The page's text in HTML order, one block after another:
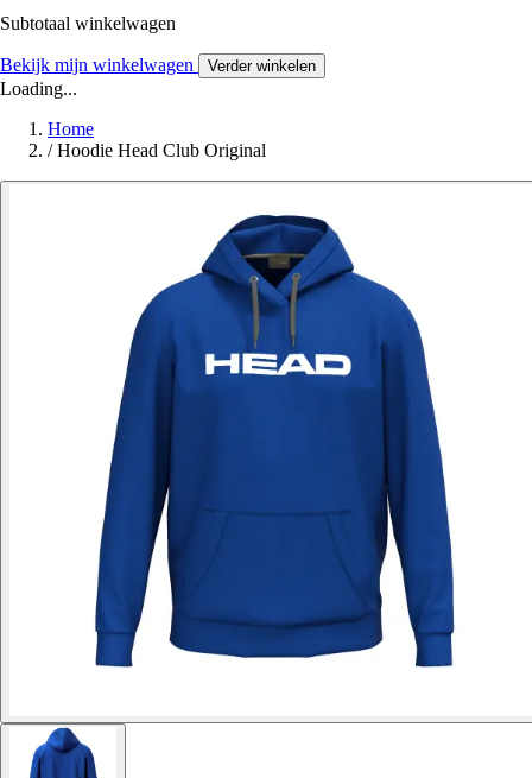
Subtotaal winkelwagen
Bekijk mijn winkelwagen Verder winkelen
Loading...
Home
/ Hoodie Head Club Original